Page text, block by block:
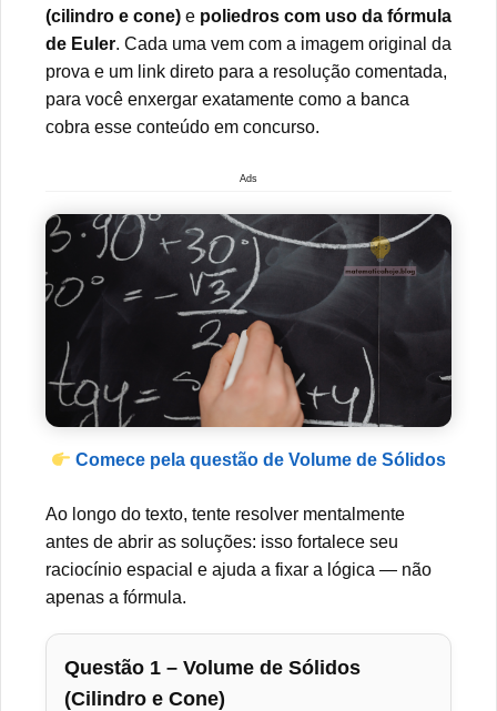
(cilindro e cone) e poliedros com uso da fórmula
de Euler. Cada uma vem com a imagem original da
prova e um link direto para a resolução comentada,
para você enxergar exatamente como a banca
cobra esse conteúdo em concurso.
Ads
Comece pela questão de Volume de Sólidos
Ao longo do texto, tente resolver mentalmente
antes de abrir as soluções: isso fortalece seu
raciocínio espacial e ajuda a fixar a lógica — não
apenas a fórmula.
Questão 1 – Volume de Sólidos
(Cilindro e Cone)